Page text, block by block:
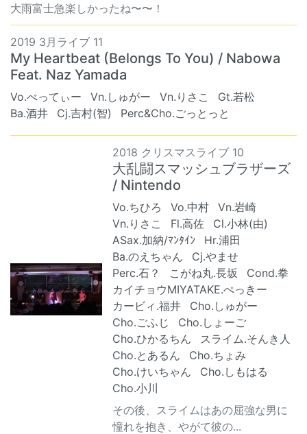
大雨富士急楽しかったね〜〜！
2019 3月ライブ 11
My Heartbeat (Belongs To You) / Nabowa
Feat. Naz Yamada
Vo.べってぃー Vn.しゅがー Vn.りさこ
Gt.若松
Ba.酒井
Cj.吉村(智) Perc&Cho.ごっとっと
2018 クリスマスライブ 10
大乱闘スマッシュブラザーズ
/ Nintendo
Vo.ちひろ Vo.中村
Vn.岩崎
Vn.りさこ
Fl.高佐
Cl.小林(由)
ASax.加納/ﾏﾝﾀｲﾝ
Hr.浦田
Ba.のえちゃん
Cj.やませ
Perc.石？
こがね丸.長坂
Cond.拳
カイチョウMIYATAKE.ぺっきー
カービィ.福井
Cho.しゅがー
Cho.ごふじ
Cho.しょーご
Cho.ひかるちん
スライム.そんき人
Cho.とあるん
Cho.ちょみ
Cho.けいちゃん
Cho.しもはる
Cho.小川
その後、スライムはあの屈強な男に
憧れを抱き、やがて彼の...